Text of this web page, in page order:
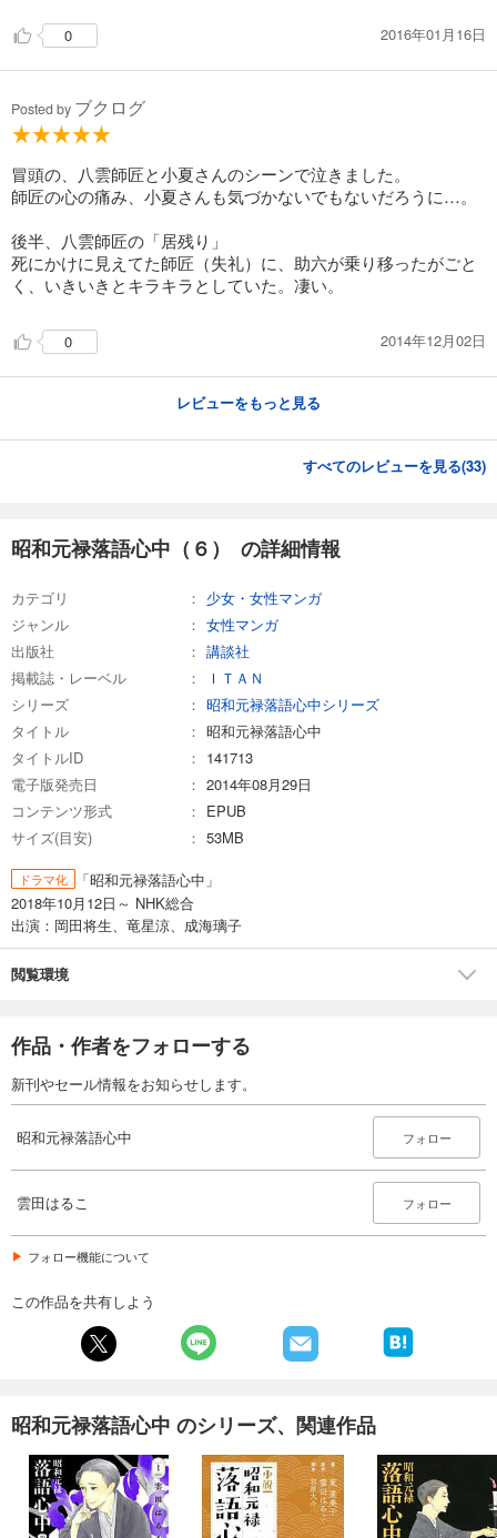
0 2016年01月16日
Posted by ブクログ
冒頭の、八雲師匠と小夏さんのシーンで泣きました。
師匠の心の痛み、小夏さんも気づかないでもないだろうに…。
後半、八雲師匠の「居残り」
死にかけに見えてた師匠（失礼）に、助六が乗り移ったがごと
く、いきいきとキラキラとしていた。凄い。
0 2014年12月02日
レビューをもっと見る
すべてのレビューを見る(33)
昭和元禄落語心中（６） の詳細情報
カテゴリ
少女・女性マンガ
ジャンル
女性マンガ
出版社
講談社
掲載誌・レーベル
ＩＴＡＮ
シリーズ
昭和元禄落語心中シリーズ
タイトル
昭和元禄落語心中
タイトルID
141713
電子版発売日
2014年08月29日
コンテンツ形式
EPUB
サイズ(目安)
53MB
ドラマ化
「昭和元禄落語心中」
2018年10月12日～ NHK総合
出演：岡田将生、竜星涼、成海璃子
閲覧環境
作品・作者をフォローする
新刊やセール情報をお知らせします。
昭和元禄落語心中 フォロー
雲田はるこ フォロー
フォロー機能について
この作品を共有しよう
昭和元禄落語心中 のシリーズ、関連作品